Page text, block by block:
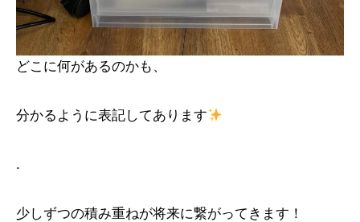
どこに何があるのかも、
分かるように表記してあります
.
少しずつの積み重ねが将来に繋がってきます！